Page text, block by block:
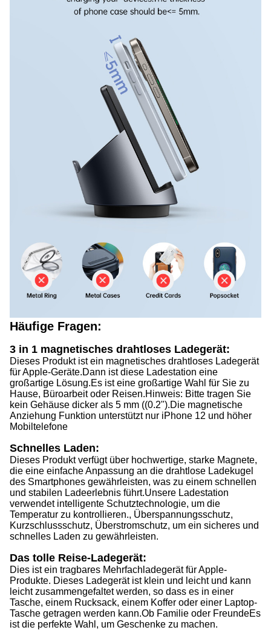
Häufige Fragen:
3 in 1 magnetisches drahtloses Ladegerät:
Dieses Produkt ist ein magnetisches drahtloses Ladegerät
für Apple-Geräte.Dann ist diese Ladestation eine
großartige Lösung.Es ist eine großartige Wahl für Sie zu
Hause, Büroarbeit oder Reisen.Hinweis: Bitte tragen Sie
kein Gehäuse dicker als 5 mm ((0.2").Die magnetische
Anziehung Funktion unterstützt nur iPhone 12 und höher
Mobiltelefone
Schnelles Laden:
Dieses Produkt verfügt über hochwertige, starke Magnete,
die eine einfache Anpassung an die drahtlose Ladekugel
des Smartphones gewährleisten, was zu einem schnellen
und stabilen Ladeerlebnis führt.Unsere Ladestation
verwendet intelligente Schutztechnologie, um die
Temperatur zu kontrollieren., Überspannungsschutz,
Kurzschlussschutz, Überstromschutz, um ein sicheres und
schnelles Laden zu gewährleisten.
Das tolle Reise-Ladegerät:
Dies ist ein tragbares Mehrfachladegerät für Apple-
Produkte. Dieses Ladegerät ist klein und leicht und kann
leicht zusammengefaltet werden, so dass es in einer
Tasche, einem Rucksack, einem Koffer oder einer Laptop-
Tasche getragen werden kann.Ob Familie oder FreundeEs
ist die perfekte Wahl, um Geschenke zu machen.